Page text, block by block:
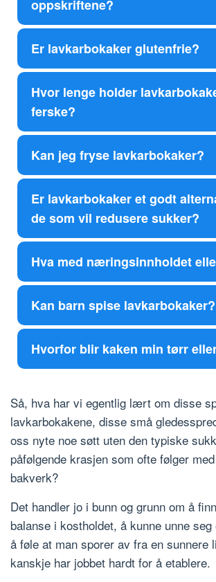
oppskriftene?
Er lavkarbokaker glutenfrie?
Hvor lenge holder
ferske?
Kan jeg fryse lavkarbokaker?
Er lavkarbokaker et godt
de som vil redusere sukker?
Hva med næringsinnholdet
Kan barn spise lavkarbokaker?
Hvorfor blir kaken min tørr
Så, hva har vi egentlig lært om disse
lavkarbokakene, disse små
oss nyte noe søtt uten den typiske
påfølgende krasjen som ofte følger
bakverk?
Det handler jo i bunn og grunn om å
balanse i kostholdet, å kunne unne
å føle at man sporer av fra en sunnere
kanskje har jobbet hardt for å etablere.